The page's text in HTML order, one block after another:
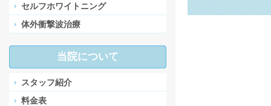
セルフホワイトニング
体外衝撃波治療
当院について
スタッフ紹介
料金表